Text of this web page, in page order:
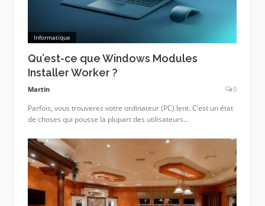
Informatique
Qu’est-ce que Windows Modules
Installer Worker ?
Martin 0
Parfois, vous trouverez votre ordinateur (PC) lent. C’est un état
de choses qui pousse la plupart des utilisateurs...